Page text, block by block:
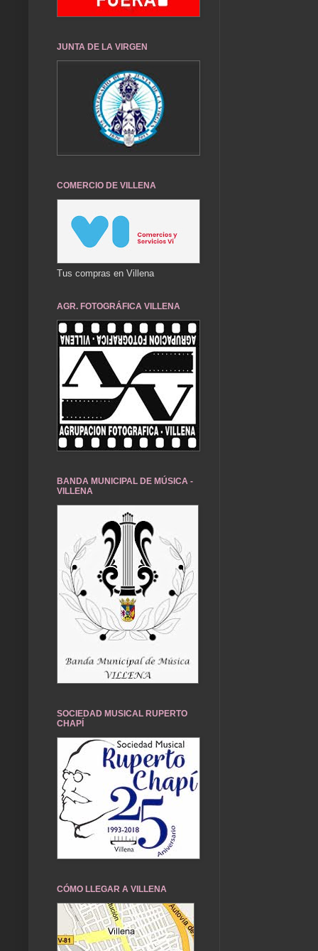
JUNTA DE LA VIRGEN
COMERCIO DE VILLENA
Tus compras en Villena
AGR. FOTOGRÁFICA VILLENA
BANDA MUNICIPAL DE MÚSICA -
VILLENA
SOCIEDAD MUSICAL RUPERTO
CHAPÍ
CÓMO LLEGAR A VILLENA